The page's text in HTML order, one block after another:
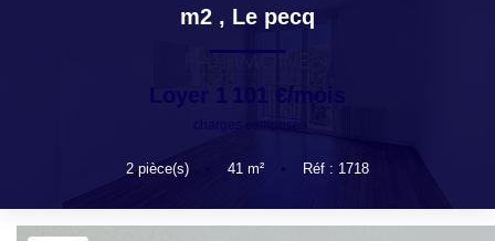
OFF MARKET
NORMANDIE/LA BAULE
BRETAGNE
PROPRIETES/CHATEAUX
m2 , Le pecq
Loyer 1 101 €/mois
charges comprises
2 pièce(s) 41 m² Réf : 1718